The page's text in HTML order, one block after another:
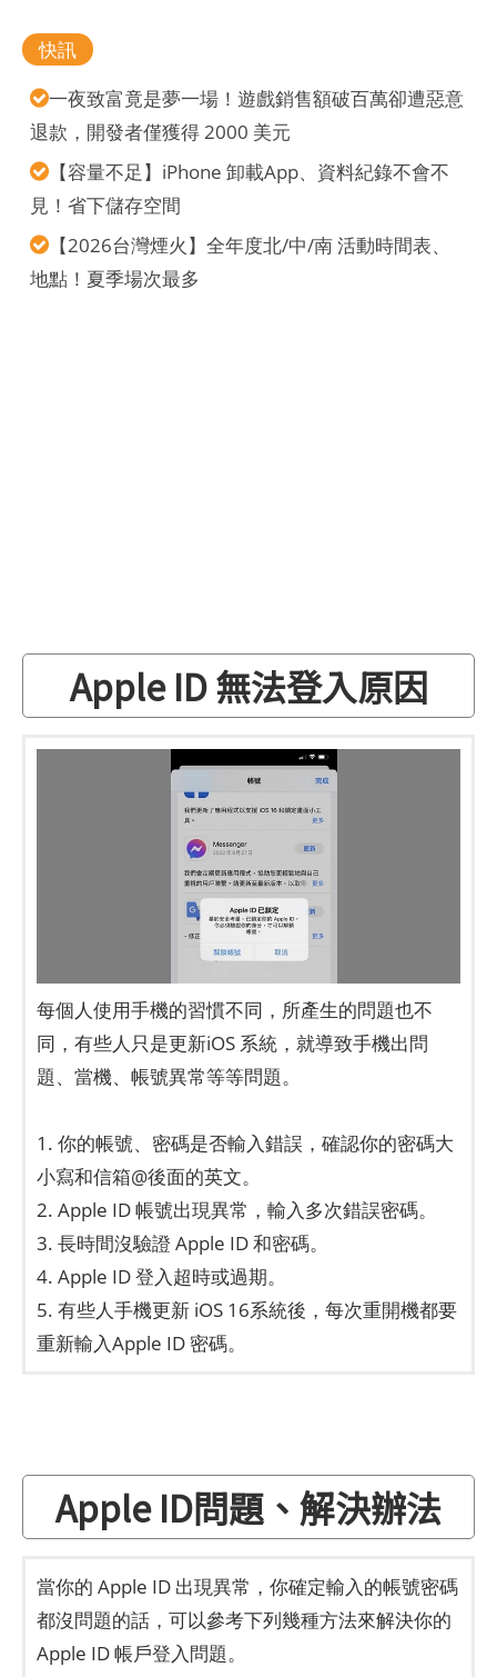
快訊
一夜致富竟是夢一場！遊戲銷售額破百萬卻遭惡意
退款，開發者僅獲得 2000 美元
【容量不足】iPhone 卸載App、資料紀錄不會不
見！省下儲存空間
【2026台灣煙火】全年度北/中/南 活動時間表、
地點！夏季場次最多
Apple ID 無法登入原因
每個人使用手機的習慣不同，所產生的問題也不
同，有些人只是更新iOS 系統，就導致手機出問
題、當機、帳號異常等等問題。
1. 你的帳號、密碼是否輸入錯誤，確認你的密碼大
小寫和信箱@後面的英文。
2. Apple ID 帳號出現異常，輸入多次錯誤密碼。
3. 長時間沒驗證 Apple ID 和密碼。
4. Apple ID 登入超時或過期。
5. 有些人手機更新 iOS 16系統後，每次重開機都要
重新輸入Apple ID 密碼。
Apple ID問題、解決辦法
當你的 Apple ID 出現異常，你確定輸入的帳號密碼
都沒問題的話，可以參考下列幾種方法來解決你的
Apple ID 帳戶登入問題。